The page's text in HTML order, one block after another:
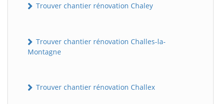
Trouver chantier rénovation Chaley
Trouver chantier rénovation Challes-la-
Montagne
Trouver chantier rénovation Challex